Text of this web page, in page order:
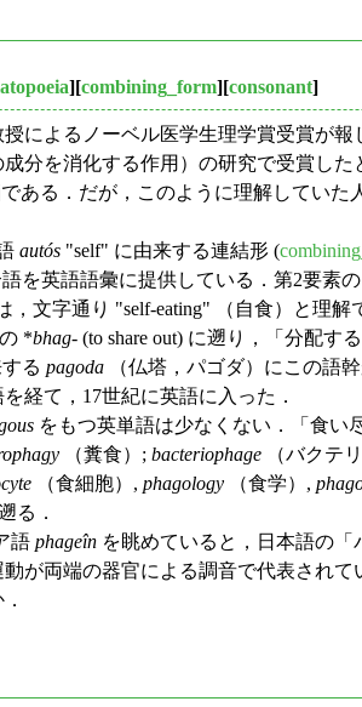
][combining_form][consonant]
によるノーベル医学生理学賞受賞が
成分を消化する作用）の研究で受賞し
ある．だが，このように理解してい
autós "self" に由来する連結形 (
を英語語彙に提供している．第2要素
，文字通り "self-eating" （自食）と理解
*bhag- (to share out) に遡り，「分配
る pagoda （仏塔，パゴダ）にこの語
経て，17世紀に英語に入った．
をもつ英単語は少なくない．「食い
（糞食）; bacteriophage （バクテ
（食細胞）, phagology （食学）,
る．
語 phageîn を眺めていると，日本語の
が両端の器官による調音で代表され